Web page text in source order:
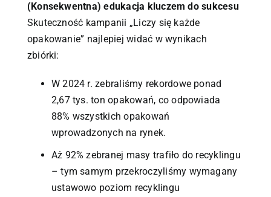
(Konsekwentna) edukacja kluczem do sukcesu
Skuteczność kampanii „Liczy się każde
opakowanie” najlepiej widać w wynikach
zbiórki:
W 2024 r. zebraliśmy rekordowe ponad
2,67 tys. ton opakowań, co odpowiada
88% wszystkich opakowań
wprowadzonych na rynek.
Aż 92% zebranej masy trafiło do recyklingu
– tym samym przekroczyliśmy wymagany
ustawowo poziom recyklingu